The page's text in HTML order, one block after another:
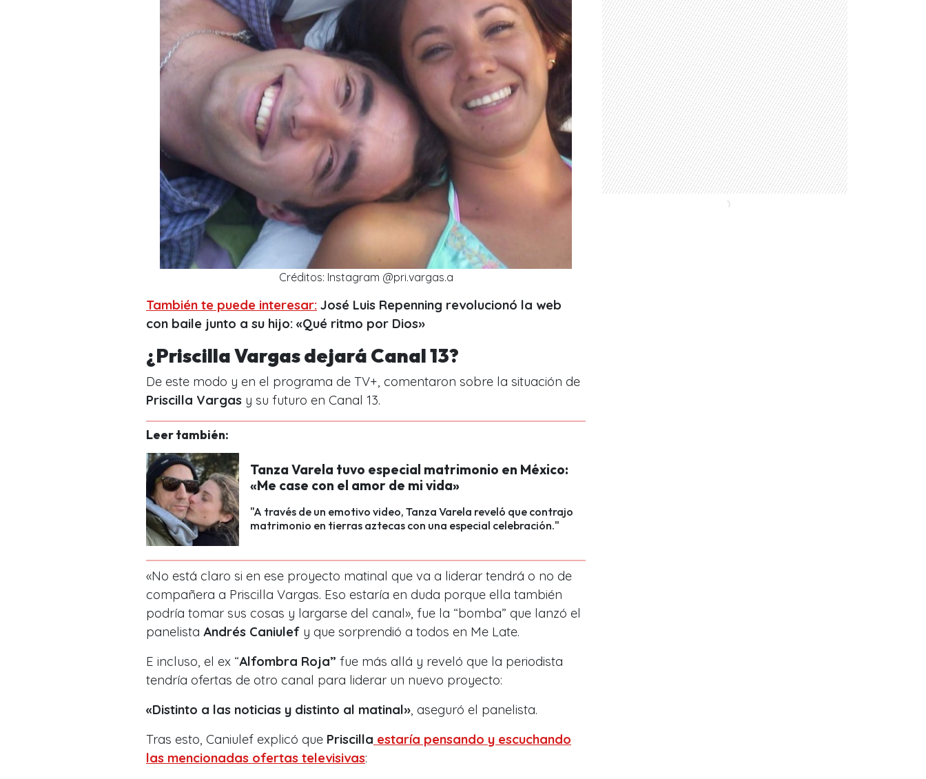
Créditos: Instagram @pri.vargas.a
También te puede interesar: José Luis Repenning revolucionó la web
con baile junto a su hijo: «Qué ritmo por Dios»
¿Priscilla Vargas dejará Canal 13?
De este modo y en el programa de TV+, comentaron sobre la situación de
Priscilla Vargas y su futuro en Canal 13.
Leer también:
Tanza Varela tuvo especial matrimonio en México:
«Me case con el amor de mi vida»
"A través de un emotivo video, Tanza Varela reveló que contrajo
matrimonio en tierras aztecas con una especial celebración."
«No está claro si en ese proyecto matinal que va a liderar tendrá o no de
compañera a Priscilla Vargas. Eso estaría en duda porque ella también
podría tomar sus cosas y largarse del canal», fue la “bomba” que lanzó el
panelista Andrés Caniulef y que sorprendió a todos en Me Late.
E incluso, el ex “Alfombra Roja” fue más allá y reveló que la periodista
tendría ofertas de otro canal para liderar un nuevo proyecto:
«Distinto a las noticias y distinto al matinal», aseguró el panelista.
Tras esto, Caniulef explicó que Priscilla estaría pensando y escuchando
las mencionadas ofertas televisivas: